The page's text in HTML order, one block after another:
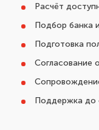
Расчёт
Подбор банка
Подготовка
Согласование
Поддержка до